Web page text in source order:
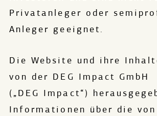
Kämmergasse 22
50676 Köln
Privatanleger oder
Anleger geeignet.
Die Website und ihre
von der DEG Impact GmbH
(„DEG Impact“)
Informationen über die